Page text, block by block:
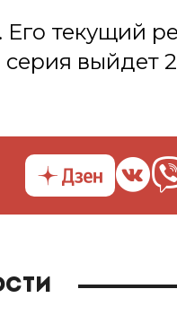
Его текущий
выйдет